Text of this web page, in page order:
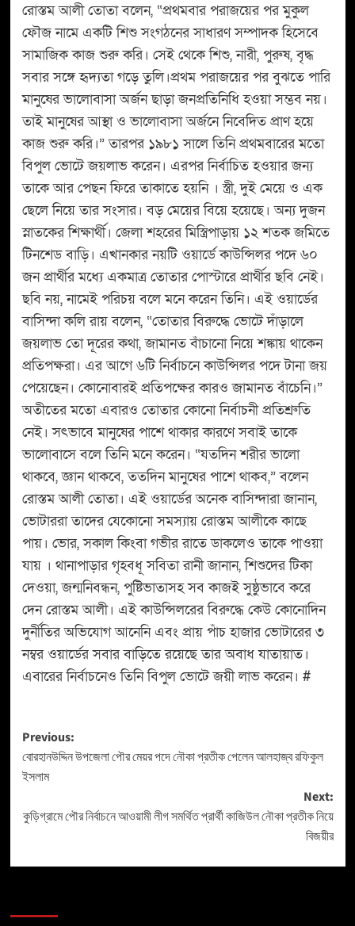
রোস্তম আলী তোতা বলেন, “প্রথমবার পরাজয়ের পর মুকুল
ফৌজ নামে একটি শিশু সংগঠনের সাধারণ সম্পাদক হিসেবে
সামাজিক কাজ শুরু করি। সেই থেকে শিশু, নারী, পুরুষ, বৃদ্ধ
সবার সঙ্গে হৃদ্যতা গড়ে তুলি।প্রথম পরাজয়ের পর বুঝতে পারি
মানুষের ভালোবাসা অর্জন ছাড়া জনপ্রতিনিধি হওয়া সম্ভব নয়।
তাই মানুষের আস্থা ও ভালোবাসা অর্জনে নিবেদিত প্রাণ হয়ে
কাজ শুরু করি।” তারপর ১৯৮১ সালে তিনি প্রথমবারের মতো
বিপুল ভোটে জয়লাভ করেন। এরপর নির্বাচিত হওয়ার জন্য
তাকে আর পেছন ফিরে তাকাতে হয়নি । স্ত্রী, দুই মেয়ে ও এক
ছেলে নিয়ে তার সংসার। বড় মেয়ের বিয়ে হয়েছে। অন্য দুজন
স্নাতকের শিক্ষার্থী। জেলা শহরের মিস্ত্রিপাড়ায় ১২ শতক জমিতে
টিনশেড বাড়ি। এখানকার নয়টি ওয়ার্ডে কাউন্সিলর পদে ৬০
জন প্রার্থীর মধ্যে একমাত্র তোতার পোস্টারে প্রার্থীর ছবি নেই।
ছবি নয়, নামেই পরিচয় বলে মনে করেন তিনি। এই ওয়ার্ডের
বাসিন্দা কলি রায় বলেন, “তোতার বিরুদ্ধে ভোটে দাঁড়ালে
জয়লাভ তো দূরের কথা, জামানত বাঁচানো নিয়ে শঙ্কায় থাকেন
প্রতিপক্ষরা। এর আগে ৬টি নির্বাচনে কাউন্সিলর পদে টানা জয়
পেয়েছেন। কোনোবারই প্রতিপক্ষের কারও জামানত বাঁচেনি।”
অতীতের মতো এবারও তোতার কোনো নির্বাচনী প্রতিশ্রুতি
নেই। সৎভাবে মানুষের পাশে থাকার কারণে সবাই তাকে
ভালোবাসে বলে তিনি মনে করেন। “যতদিন শরীর ভালো
থাকবে, জ্ঞান থাকবে, ততদিন মানুষের পাশে থাকব,” বলেন
রোস্তম আলী তোতা। এই ওয়ার্ডের অনেক বাসিন্দারা জানান,
ভোটাররা তাদের যেকোনো সমস্যায় রোস্তম আলীকে কাছে
পায়। ভোর, সকাল কিংবা গভীর রাতে ডাকলেও তাকে পাওয়া
যায় । থানাপাড়ার গৃহবধূ সবিতা রানী জানান, শিশুদের টিকা
দেওয়া, জন্মনিবন্ধন, পুষ্টিভাতাসহ সব কাজই সুষ্ঠুভাবে করে
দেন রোস্তম আলী। এই কাউন্সিলরের বিরুদ্ধে কেউ কোনোদিন
দুর্নীতির অভিযোগ আনেনি এবং প্রায় পাঁচ হাজার ভোটারের ৩
নম্বর ওয়ার্ডের সবার বাড়িতে রয়েছে তার অবাধ যাতায়াত।
এবারের নির্বাচনেও তিনি বিপুল ভোটে জয়ী লাভ করেন। #
Previous:
বোরহানউদ্দিন উপজেলা পৌর মেয়র পদে নৌকা প্রতীক পেলেন আলহাজ্ব রফিকুল
ইসলাম
Next:
কুড়িগ্রামে পৌর নির্বাচনে আওয়ামী লীগ সমর্থিত প্রার্থী কাজিউল নৌকা প্রতীক নিয়ে
বিজয়ীর